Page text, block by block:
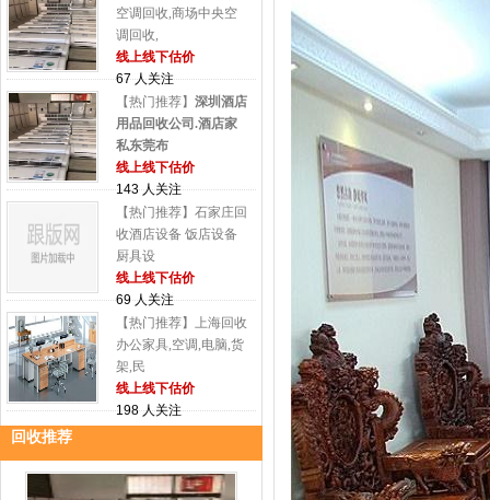
空调回收,商场中央空
调回收,
线上线下估价
67 人关注
【热门推荐】 深圳酒店
用品回收公司.酒店家
私东莞布
线上线下估价
143 人关注
【热门推荐】石家庄回
收酒店设备 饭店设备
厨具设
线上线下估价
69 人关注
【热门推荐】上海回收
办公家具,空调,电脑,货
架,民
线上线下估价
198 人关注
回收推荐